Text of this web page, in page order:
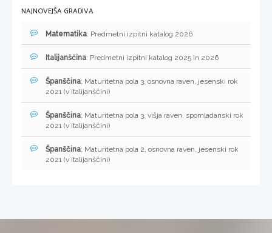
NAJNOVEJŠA GRADIVA
Matematika: Predmetni izpitni katalog 2026
Italijanščina: Predmetni izpitni katalog 2025 in 2026
Španščina: Maturitetna pola 3, osnovna raven, jesenski rok
2021 (v italijanščini)
Španščina: Maturitetna pola 3, višja raven, spomladanski rok
2021 (v italijanščini)
Španščina: Maturitetna pola 2, osnovna raven, jesenski rok
2021 (v italijanščini)